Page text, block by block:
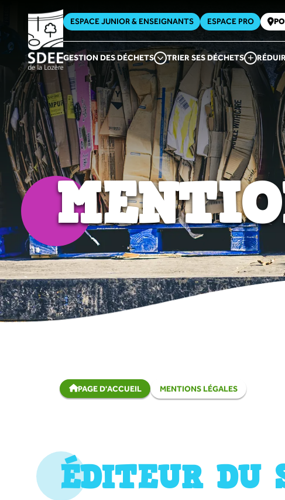
ESPACE JUNIOR & ENSEIGNANTS ESPACE PRO
GESTION DES DÉCHETS TRIER SES DÉCHETS
PAGE D'ACCUEIL MENTIONS LÉGALES
ÉDITEUR DU